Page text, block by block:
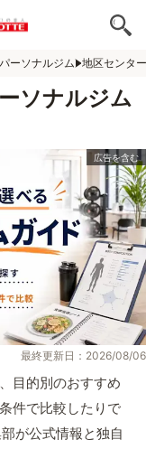
ーソナルジム 地区センタ
ソナルジム
最終更新日：2026/08/06
目的別のおすすめ
件で比較したりで
が公式情報と独自